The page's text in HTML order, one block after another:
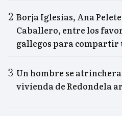
Borja Iglesias, Ana
Caballero, entre los
gallegos para compartir
Un hombre se atrinchera
vivienda de Redondela